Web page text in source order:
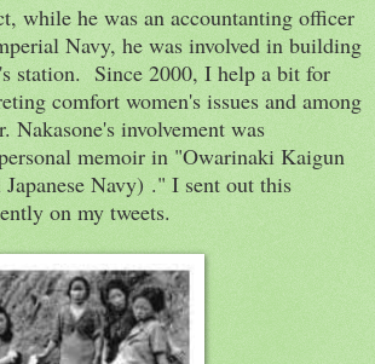
while he was an accountanting officer
Navy, he was involved in building
station. Since 2000, I help a bit for
comfort women's issues and among
Nakasone's involvement was
memoir in "Owarinaki Kaigun
Navy) ." I sent out this
on my tweets.